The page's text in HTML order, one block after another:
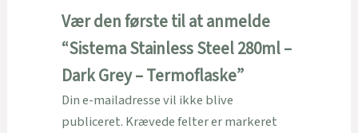
Vær den første til at anmelde
“Sistema Stainless Steel 280ml –
Dark Grey – Termoflaske”
Din e-mailadresse vil ikke blive
publiceret. Krævede felter er markeret